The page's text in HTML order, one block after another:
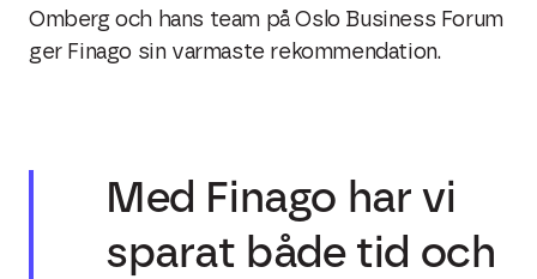
Omberg och hans team på Oslo Business Forum
ger Finago sin varmaste rekommendation.
Med Finago har vi
sparat både tid och